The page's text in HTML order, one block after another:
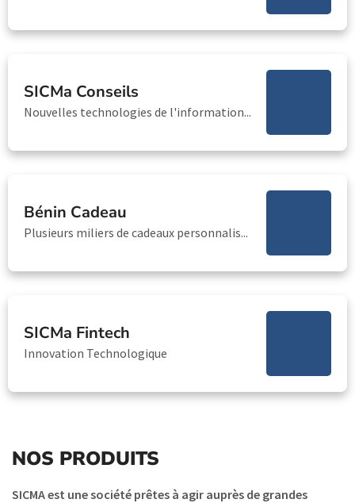
SICMa Conseils
Nouvelles technologies de l'information...
Bénin Cadeau
Plusieurs miliers de cadeaux personnalis...
SICMa Fintech
Innovation Technologique
NOS PRODUITS
SICMA est une société prêtes à agir auprès de grandes